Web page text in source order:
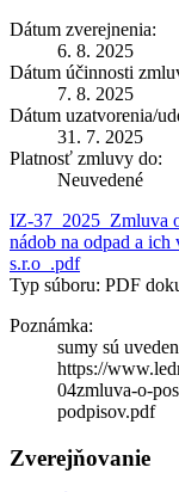
Dátum zverejnenia:
6. 8. 2025
Dátum účinnosti
7. 8. 2025
Dátum uzatvorenia/
31. 7. 2025
Platnosť zmluvy do:
Neuvedené
IZ-37_2025_Zmluva
nádob na odpad a
s.r.o_.pdf
Typ súboru: PDF
Poznámka:
sumy sú
https://
04zmluva-o-
podpisov.pdf
Zverejňovanie